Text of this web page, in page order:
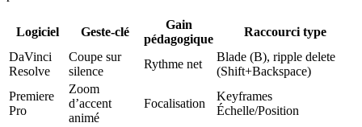
Logiciel Geste-clé
Gain
pédagogique
Raccourci type
DaVinci
Resolve
Coupe sur
silence
Rythme net
Blade (B), ripple delete
(Shift+Backspace)
Premiere
Pro
Zoom
d’accent
animé
Focalisation
Keyframes
Échelle/Position